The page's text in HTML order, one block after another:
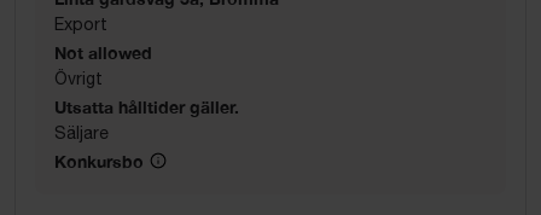
Export
Not allowed
Övrigt
Utsatta hålltider gäller.
Säljare
Konkursbo